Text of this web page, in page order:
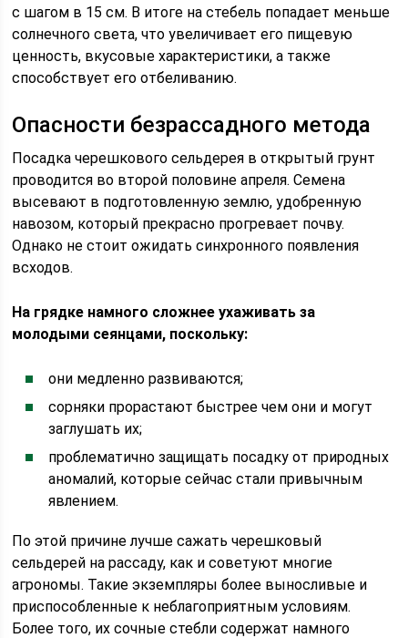
с шагом в 15 см. В итоге на стебель попадает меньше
солнечного света, что увеличивает его пищевую
ценность, вкусовые характеристики, а также
способствует его отбеливанию.
Опасности безрассадного метода
Посадка черешкового сельдерея в открытый грунт
проводится во второй половине апреля. Семена
высевают в подготовленную землю, удобренную
навозом, который прекрасно прогревает почву.
Однако не стоит ожидать синхронного появления
всходов.
На грядке намного сложнее ухаживать за
молодыми сеянцами, поскольку:
они медленно развиваются;
сорняки прорастают быстрее чем они и могут
заглушать их;
проблематично защищать посадку от природных
аномалий, которые сейчас стали привычным
явлением.
По этой причине лучше сажать черешковый
сельдерей на рассаду, как и советуют многие
агрономы. Такие экземпляры более выносливые и
приспособленные к неблагоприятным условиям.
Более того, их сочные стебли содержат намного